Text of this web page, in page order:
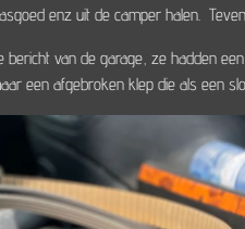
enz uit de camper halen.
van de garage, ze hadden
een afgebroken klep die als een